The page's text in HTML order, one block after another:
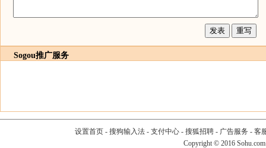
Sogou推广服务
设置首页- 搜狗输入法- 支付中心- 搜狐招聘- 广告服务 - 客
Copyright © 2016